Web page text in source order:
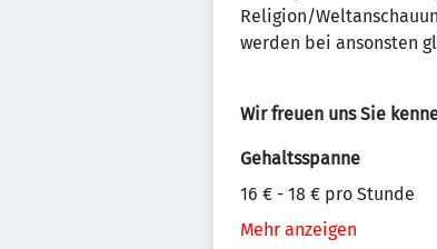
Religion/
werden bei ansonsten
Wir freuen uns Sie
Gehaltsspanne
16 € - 18 € pro Stunde
Mehr anzeigen